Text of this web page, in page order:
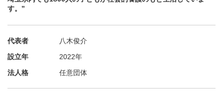
す。”
代表者
八木俊介
設立年
2022年
法人格
任意団体